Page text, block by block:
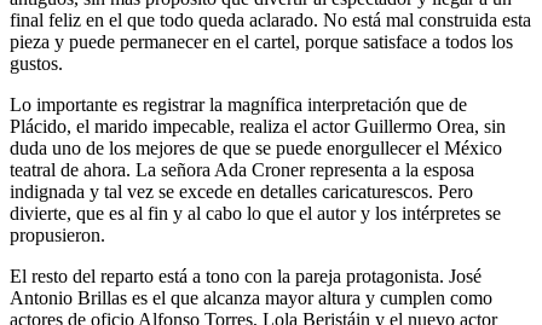
final feliz en el que todo queda aclarado. No está mal construida esta
pieza y puede permanecer en el cartel, porque satisface a todos los
gustos.
Lo importante es registrar la magnífica interpretación que de
Plácido, el marido impecable, realiza el actor Guillermo Orea, sin
duda uno de los mejores de que se puede enorgullecer el México
teatral de ahora. La señora Ada Croner representa a la esposa
indignada y tal vez se excede en detalles caricaturescos. Pero
divierte, que es al fin y al cabo lo que el autor y los intérpretes se
propusieron.
El resto del reparto está a tono con la pareja protagonista. José
Antonio Brillas es el que alcanza mayor altura y cumplen como
actores de oficio Alfonso Torres, Lola Beristáin y el nuevo actor